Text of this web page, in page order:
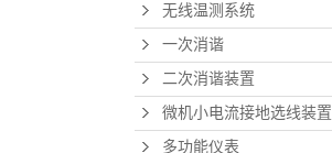
无线温测系统
一次消谐
二次消谐装置
微机小电流接地选线装置
多功能仪表